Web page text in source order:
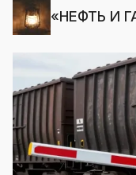
«НЕФТЬ И